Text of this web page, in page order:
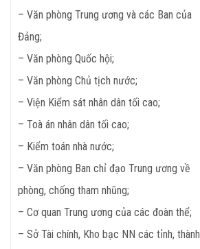
– Văn phòng Trung ương và các Ban của
Đảng;
– Văn phòng Quốc hội;
– Văn phòng Chủ tịch nước;
– Viện Kiểm sát nhân dân tối cao;
– Toà án nhân dân tối cao;
– Kiểm toán nhà nước;
– Văn phòng Ban chỉ đạo Trung ương về
phòng, chống tham nhũng;
– Cơ quan Trung ương của các đoàn thể;
– Sở Tài chính, Kho bạc NN các tỉnh, thành